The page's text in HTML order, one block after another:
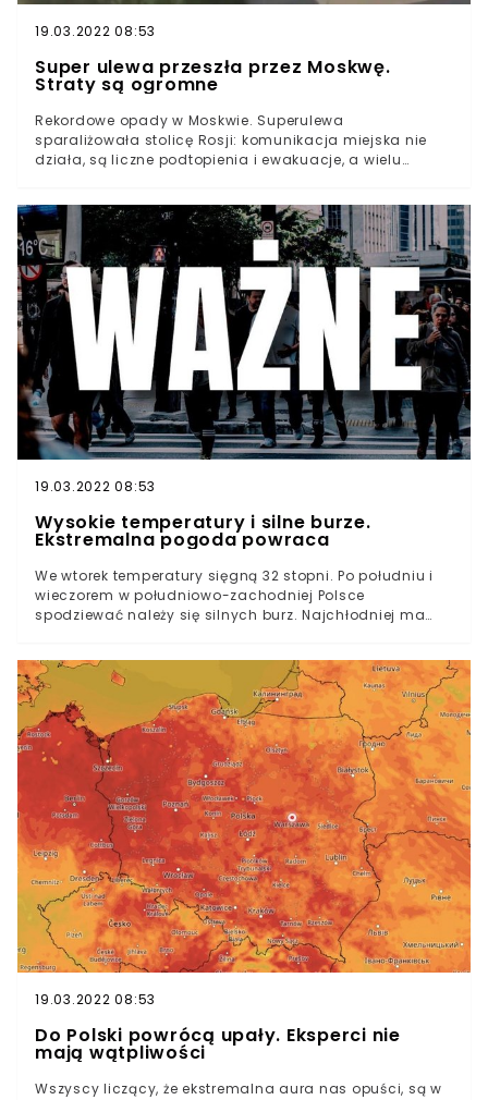
19.03.2022 08:53
Super ulewa przeszła przez Moskwę.
Straty są ogromne
Rekordowe opady w Moskwie. Superulewa
sparaliżowała stolicę Rosji: komunikacja miejska nie
działa, są liczne podtopienia i ewakuacje, a wielu
Polskę dotarła do Rosji. Podtopienia, które widzieliśmy
na ulicach uderzyły w Moskwę ze zdwojoną siłą.
19.03.2022 08:53
Wysokie temperatury i silne burze.
Ekstremalna pogoda powraca
We wtorek temperatury sięgną 32 stopni. Po południu i
wieczorem w południowo-zachodniej Polsce
spodziewać należy się silnych burz. Najchłodniej ma
19.03.2022 08:53
Do Polski powrócą upały. Eksperci nie
mają wątpliwości
Wszyscy liczący, że ekstremalna aura nas opuści, są w